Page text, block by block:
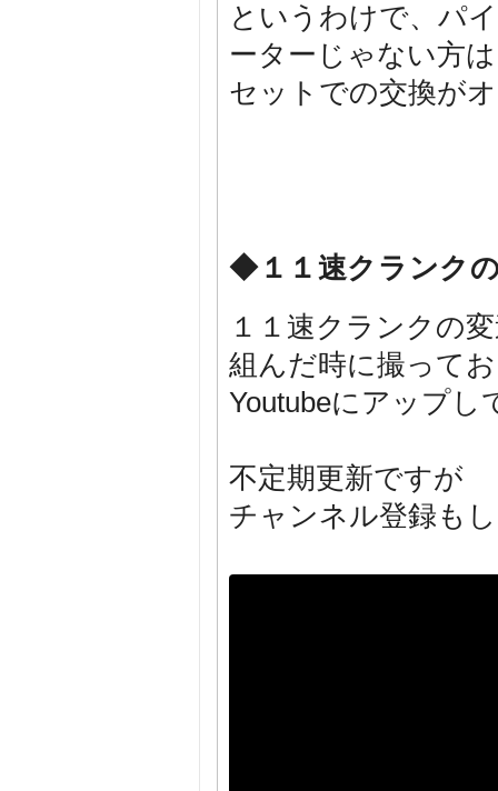
というわけで、パ
ーターじゃない方
セットでの交換が
◆１１速クランク
１１速クランクの
組んだ時に撮って
Youtubeにアップし
不定期更新ですが
チャンネル登録も